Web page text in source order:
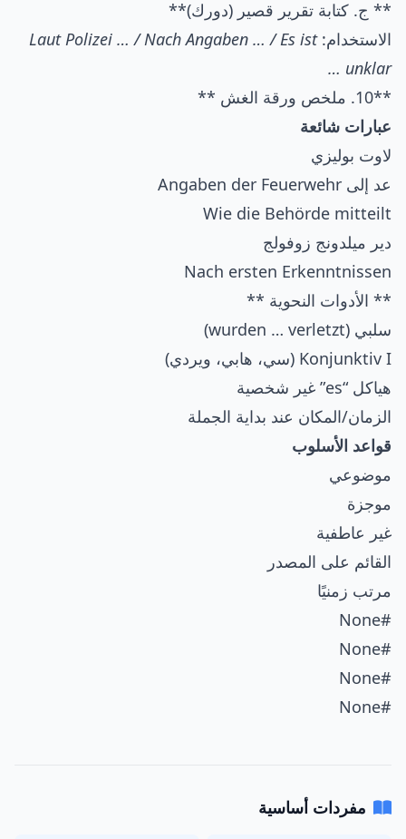
** ج. كتابة تقرير قصير (دورك)**
الاستخدام:Laut Polizei … / Nach Angaben … / Es ist
unklar …
**10. ملخص ورقة الغش **
عبارات شائعة
لاوت بوليزي
عد إلى Angaben der Feuerwehr
Wie die Behörde mitteilt
دير ميلدونج زوفولج
Nach ersten Erkenntnissen
** الأدوات النحوية **
سلبي (wurden … verletzt)
Konjunktiv I (سي، هابي، ويردي)
هياكل “es” غير شخصية
الزمان/المكان عند بداية الجملة
قواعد الأسلوب
موضوعي
موجزة
غير عاطفية
القائم على المصدر
مرتب زمنيًا
#None
#None
#None
#None
مفردات أساسية